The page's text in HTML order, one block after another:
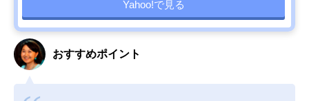
Yahoo!で見る
おすすめポイント